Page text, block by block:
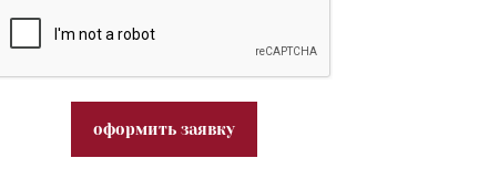
оформить заявку